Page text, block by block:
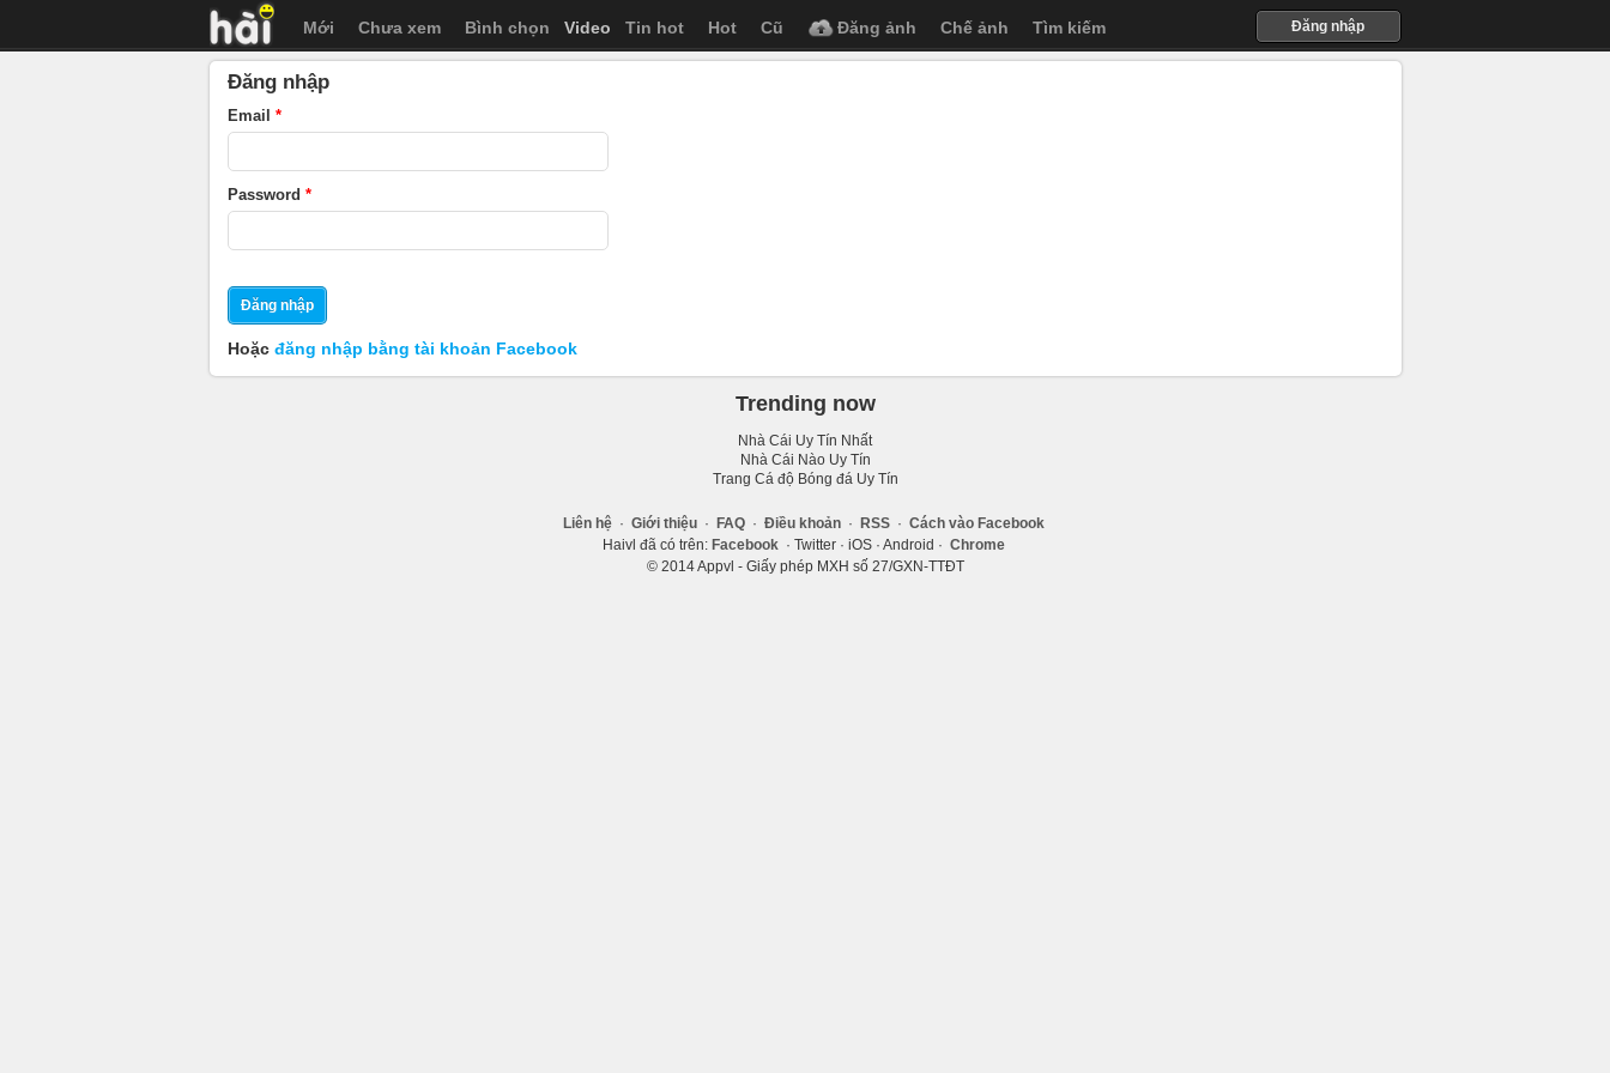
Mới Chưa xem Bình chọn Video Tin hot Hot Cũ Đăng ảnh Chế ảnh Tìm kiếm Đăng nhập
Đăng nhập
Email
Password
Đăng nhập
Hoặc đăng nhập bằng tài khoản Facebook
Trending now
Nhà Cái Uy Tín Nhất
Nhà Cái Nào Uy Tín
Trang Cá độ Bóng đá Uy Tín
Liên hệ · Giới thiệu · FAQ · Điều khoản · RSS · Cách vào Facebook
Haivl đã có trên: Facebook · Twitter · iOS · Android · Chrome
© 2014 Appvl - Giấy phép MXH số 27/GXN-TTĐT